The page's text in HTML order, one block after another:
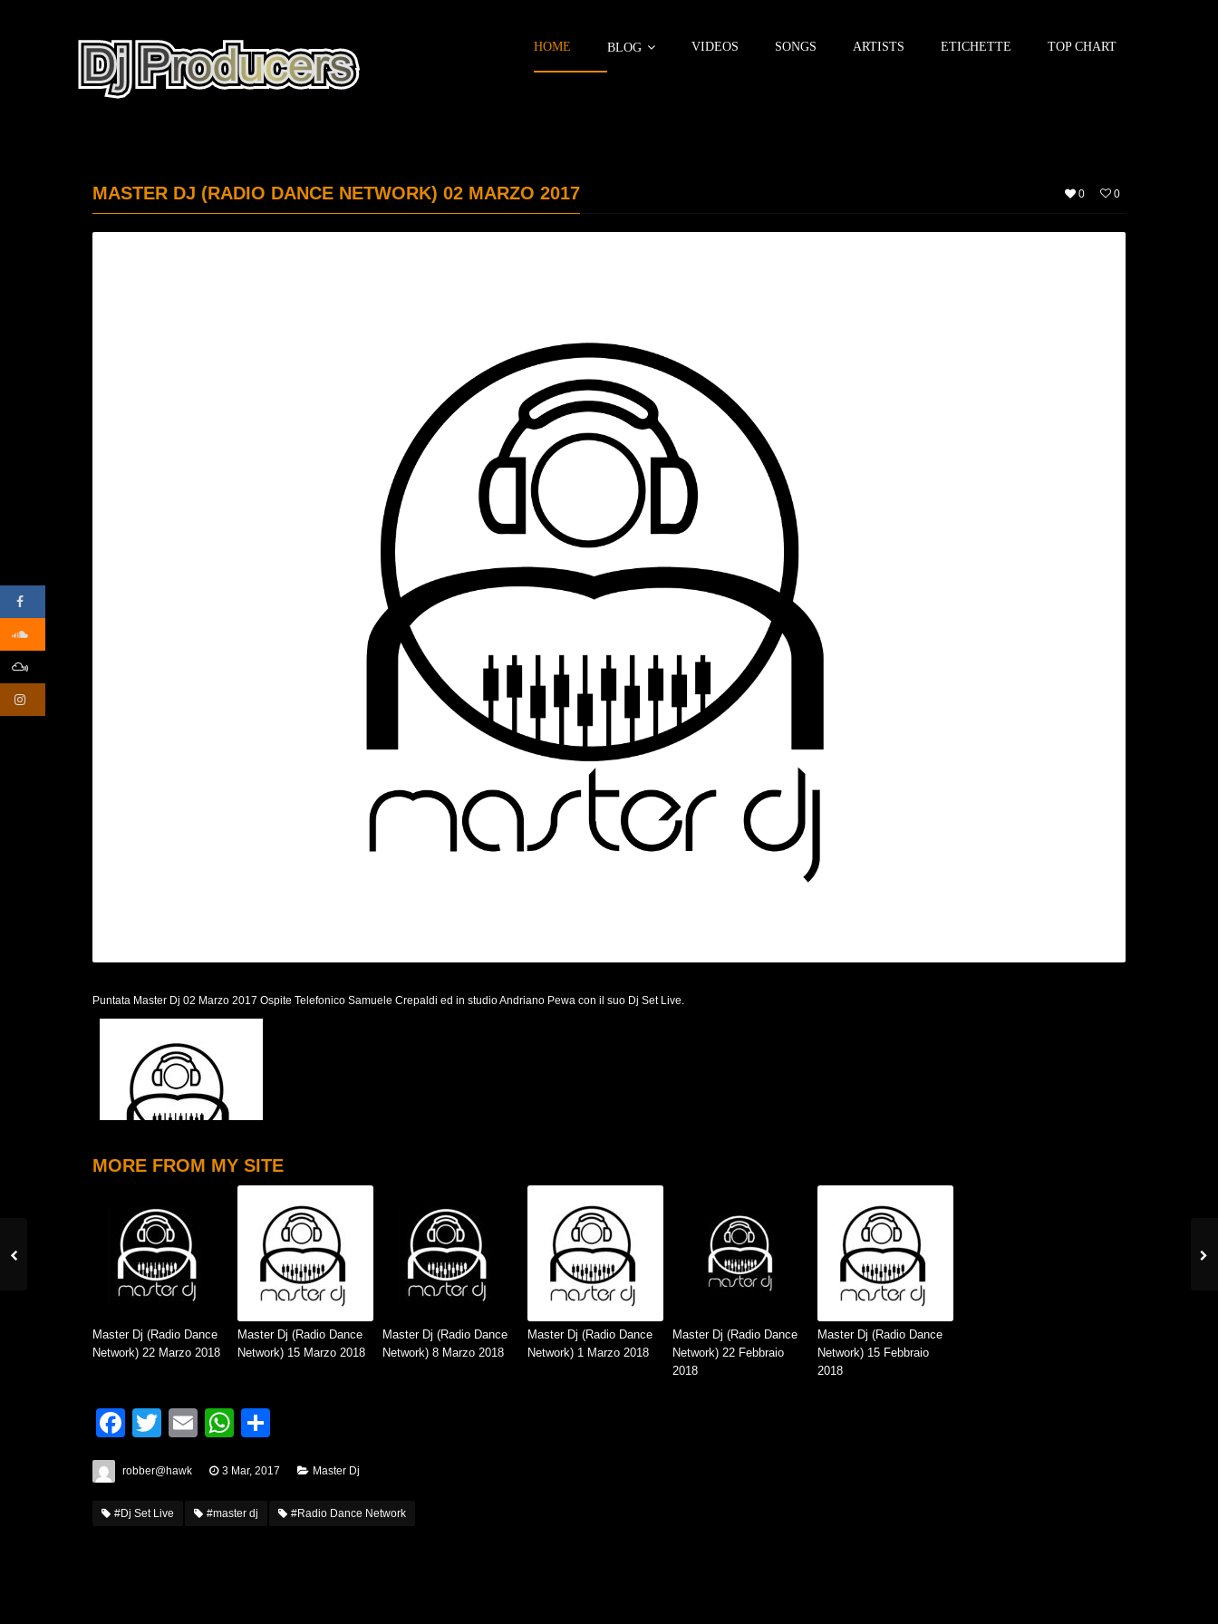
HOME BLOG VIDEOS SONGS ARTISTS ETICHETTE TOP CHART
0 0
MASTER DJ (RADIO DANCE NETWORK) 02 MARZO 2017
Puntata Master Dj 02 Marzo 2017 Ospite Telefonico Samuele Crepaldi ed in studio Andriano Pewa con il suo Dj Set Live.
MORE FROM MY SITE
Master Dj (Radio Dance
Network) 22 Marzo 2018
Master Dj (Radio Dance
Network) 15 Marzo 2018
Master Dj (Radio Dance
Network) 8 Marzo 2018
Master Dj (Radio Dance
Network) 1 Marzo 2018
Master Dj (Radio Dance
Network) 22 Febbraio
2018
Master Dj (Radio Dance
Network) 15 Febbraio
2018
Facebook
TwitterEmailWhatsApp
robber@hawk 3 Mar, 2017 Master Dj
#Dj Set Live #master dj #Radio Dance Network